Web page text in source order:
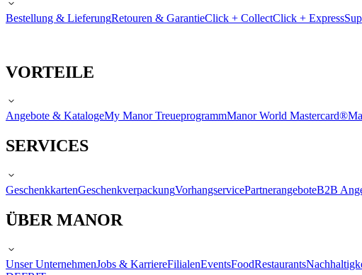
Bestellung & LieferungRetouren & GarantieClick + CollectClick + Express
VORTEILE
Angebote & KatalogeMy Manor TreueprogrammManor World Mastercard®
SERVICES
GeschenkkartenGeschenkverpackungVorhangservicePartnerangeboteB2B
ÜBER MANOR
Unser UnternehmenJobs & KarriereFilialenEventsFoodRestaurants